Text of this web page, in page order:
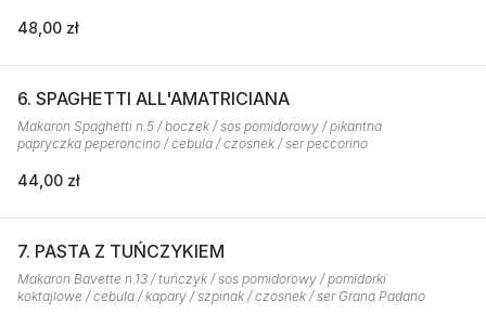
48,00 zł
6. SPAGHETTI ALL'AMATRICIANA
Makaron Spaghetti n.5 / boczek / sos pomidorowy / pikantna
papryczka peperoncino / cebula / czosnek / ser peccorino
44,00 zł
7. PASTA Z TUŃCZYKIEM
Makaron Bavette n.13 / tuńczyk / sos pomidorowy / pomidorki
koktajlowe / cebula / kapary / szpinak / czosnek / ser Grana Padano